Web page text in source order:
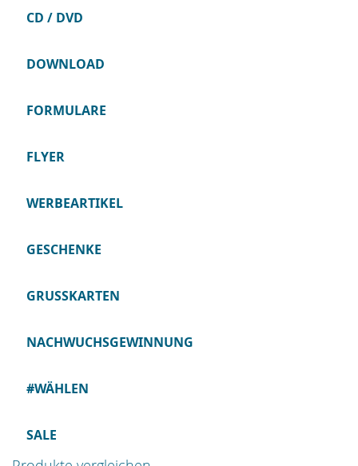
CD / DVD
DOWNLOAD
FORMULARE
FLYER
WERBEARTIKEL
GESCHENKE
GRUSSKARTEN
NACHWUCHSGEWINNUNG
#WÄHLEN
SALE